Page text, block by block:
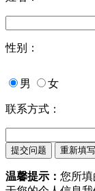
性别：
男 女
联系方式：
温馨提示： 您所